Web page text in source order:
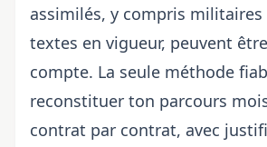
assimilés, y compris militaires
textes en vigueur, peuvent
compte. La seule méthode
reconstituer ton parcours
contrat par contrat, avec